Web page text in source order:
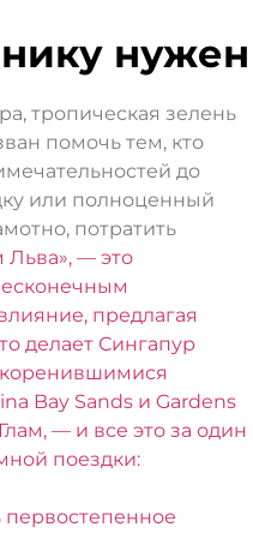
нужен
тропическая зелень
помочь тем, кто
до
или полноценный
потратить
Льва», — это
предлагая
делает Сингапур
Bay Sands и Gardens
— и все это за один
поездки:
первостепенное